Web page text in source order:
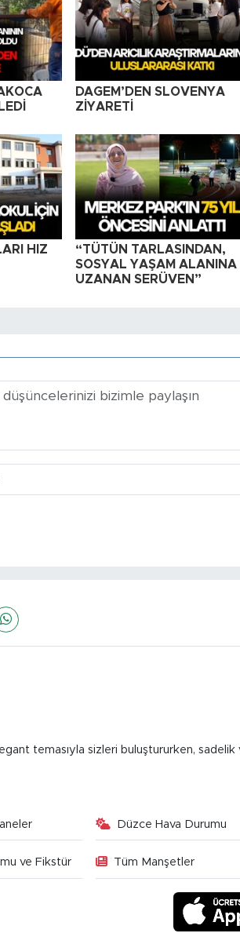
DAGEM’DEN SLOVENYA
ZİYARETİ
HIZ
“TÜTÜN TARLASINDAN,
SOSYAL YAŞAM ALANINA
UZANAN SERÜVEN”
temasıyla sizleri buluştururken,
Düzce Hava Durumu
ve Fikstür Tüm Manşetler